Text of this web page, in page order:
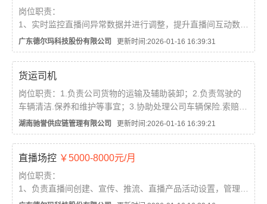
岗位职责：
1、实时监控直播间异常数据并进行调整，提升直播间互动数据
及销售数据。
2、负责直播间选品、排品等，根据行业动态及流量情况调整直
播间销售策略。
3、管理及培训直播间场控，优化直播间场控工作及流程，下播
后及...
广东德尔玛科技股份有限公司 更新时间:2026-01-16 16:39:31
货运司机
岗位职责：1.负责公司货物的运输及辅助装卸；2.负责驾驶的
车辆清洁.保养和维护等事宜；3.协助处理公司车辆保险.索赔.
年检办理；4.完成领导交办的其他工作；任职要求：1.能驾驶
4.2米货车，持c1及以上驾驶证，1年以上驾驶经验；2.无不
良...
湖南驰誉供应链管理有限公司 更新时间:2026-01-16 16:39:21
直播场控 ￥5000-8000元/月
岗位职责：
1、负责直播间创建、宣传、推流、直播产品活动设置，管理、
调配直播产品；